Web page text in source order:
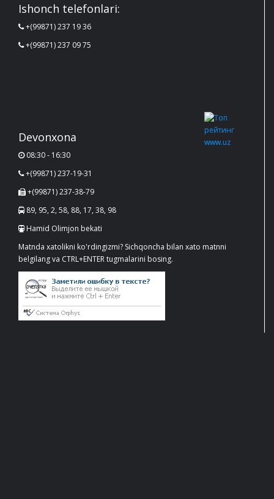
Ishonch telefonlari:
+(99871) 237 19 36
+(99871) 237 09 75
Devonxona
08:30 - 16:30
+(99871) 237-19-31
+(99871) 237-38-79
89, 95, 2, 58, 88, 17, 38, 98
Hamid Olimjon bekati
Matnda xatolikni ko'rdingizmi? Sichqoncha bilan xato matnni
belgilang va CTRL+ENTER tugmalarini bosing.